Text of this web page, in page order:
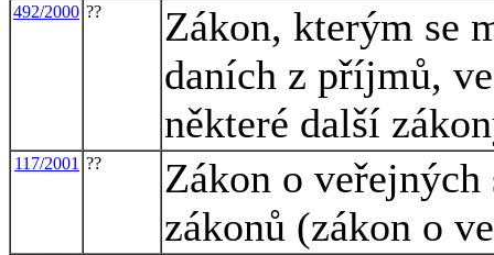
492/2000 ??
Zákon, kterým se
daních z příjmů,
některé další
117/2001 ??
Zákon o veřejných
zákonů (zákon o